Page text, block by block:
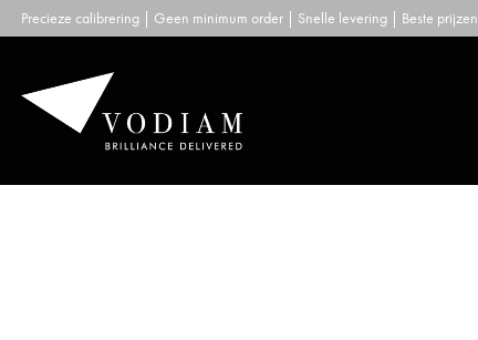
Skip
to
Precieze calibrering | Geen minimum order | Snelle levering | Beste prijzen